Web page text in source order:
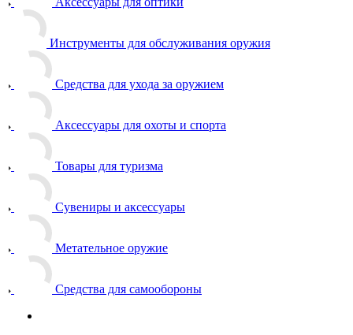
Инструменты для обслуживания оружия
Средства для ухода за оружием
Аксессуары для охоты и спорта
Товары для туризма
Сувениры и аксессуары
Метательное оружие
Средства для самообороны